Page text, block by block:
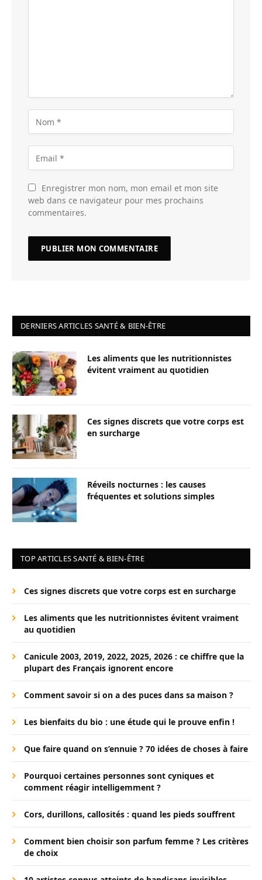
Enregistrer mon nom, mon email et mon site
web dans ce navigateur pour mes prochains
commentaires.
DERNIERS ARTICLES SANTÉ & BIEN-ÊTRE
Les aliments que les nutritionnistes
évitent vraiment au quotidien
Ces signes discrets que votre corps est
en surcharge
Réveils nocturnes : les causes
fréquentes et solutions simples
TOP ARTICLES SANTÉ & BIEN-ÊTRE
Ces signes discrets que votre corps est en surcharge
Les aliments que les nutritionnistes évitent vraiment
au quotidien
Canicule 2003, 2019, 2022, 2025, 2026 : ce chiffre que la
plupart des Français ignorent encore
Comment savoir si on a des puces dans sa maison ?
Les bienfaits du bio : une étude qui le prouve enfin !
Que faire quand on s’ennuie ? 70 idées de choses à faire
Pourquoi certaines personnes sont cyniques et
comment réagir intelligemment ?
Cors, durillons, callosités : quand les pieds souffrent
Comment bien choisir son parfum femme ? Les critères
de choix